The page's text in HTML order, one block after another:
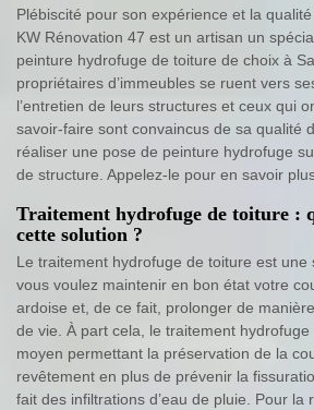
Plébiscité pour son expérience et la
KW Rénovation 47 est un artisan un
peinture hydrofuge de toiture de choix à
propriétaires d’immeubles se ruent vers
l’entretien de leurs structures et ceux qui
savoir-faire sont convaincus de sa qualité
réaliser une pose de peinture hydrofuge
de structure. Appelez-le pour en savoir
Traitement hydrofuge de toiture :
cette solution ?
Le traitement hydrofuge de toiture est une
vous voulez maintenir en bon état votre
ardoise et, de ce fait, prolonger de
de vie. À part cela, le traitement
moyen permettant la préservation de la
revêtement en plus de prévenir la
fait des infiltrations d’eau de pluie. Pour la